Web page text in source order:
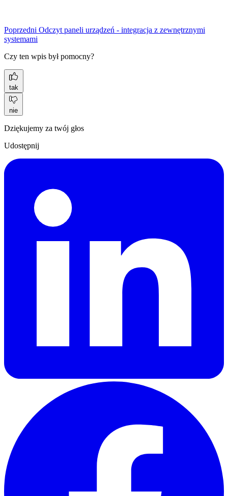
Poprzedni Odczyt paneli urządzeń - integracja z zewnętrznymi
systemami
Czy ten wpis był pomocny?
tak
nie
Dziękujemy za twój głos
Udostępnij